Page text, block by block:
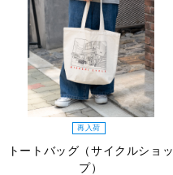
再入荷
トートバッグ（サイクルショッ
プ）